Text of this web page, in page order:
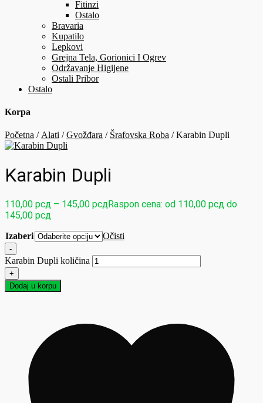
Fitinzi
Ostalo
Bravaria
Kupatilo
Lepkovi
Grejna Tela, Gorionici I Ogrev
Održavanje Higijene
Ostali Pribor
Ostalo
Korpa
Početna / Alati /Gvožđara / Šrafovska Roba / Karabin Dupli
Karabin Dupli
110,00 рсд – 145,00 рсдRaspon cena: od 110,00 рсд do
145,00 рсд
Izaberi Očisti
-
Karabin Dupli količina
+
Dodaj u korpu